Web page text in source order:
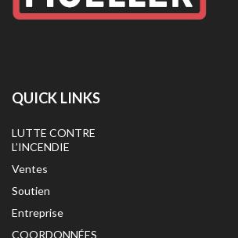
QUICK LINKS
LUTTE CONTRE
L’INCENDIE
Ventes
Soutien
Entreprise
COORDONNÉES